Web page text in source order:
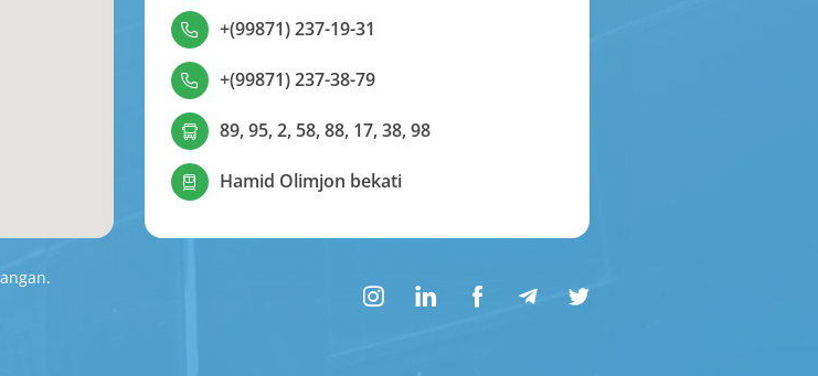
+(99871) 237-19-31
+(99871) 237-38-79
89, 95, 2, 58, 88, 17, 38, 98
Hamid Olimjon bekati